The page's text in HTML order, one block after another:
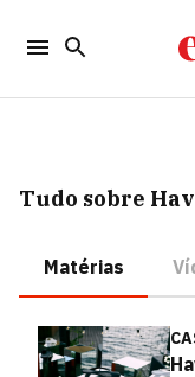
Tudo sobre
Matérias